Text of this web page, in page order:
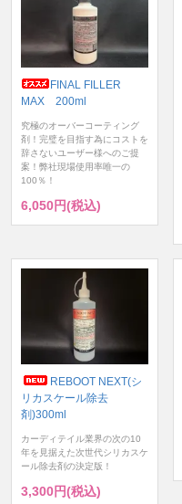
FINAL FILLER
MAX 200ml
究極のオーバーコーティング
剤！完璧を目指す為にコストを
辞さないユーザー様へのご提
案！弊社現場使用率唯一の
100％！
6,050円(税込)
REBOOT NEXT(シ
リカスケール除去
剤)300ml
カーディテイル業界の次の10
年を見据えた次世代シリカスケ
ール除去剤の決定版！
3,300円(税込)